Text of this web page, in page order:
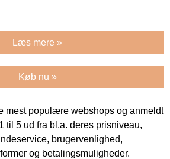
Læs mere »
Køb nu »
mest populære webshops og anmeldt
til 5 ud fra bl.a. deres prisniveau,
brugervenlighed,
og betalingsmuligheder.